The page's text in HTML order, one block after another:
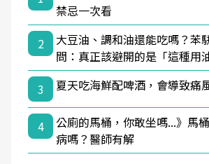
禁忌一次看
2
大豆油、調和油還能吃嗎？苯
問：真正該避開的是「這種用
3
夏天吃海鮮配啤酒，會導致痛
4
公廁的馬桶，你敢坐嗎...》馬
病嗎？醫師有解